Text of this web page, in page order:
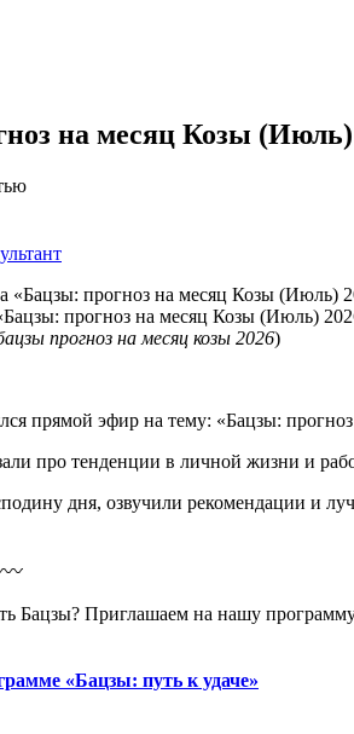
на месяц Козы (Июль)
прогноз на месяц Козы (Июль)
прогноз на месяц козы 2026)
прямой эфир на тему: «Бацзы:
про тенденции в личной жизни и
дня, озвучили рекомендации и
〰️
Бацзы? Приглашаем на нашу
«Бацзы: путь к удаче»